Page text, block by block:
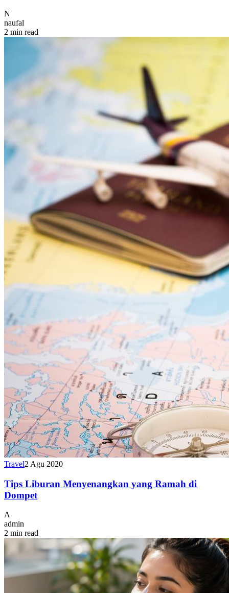
N
naufal
2 min read
Travel2 Agu 2020
Tips Liburan Menyenangkan yang Ramah di
Dompet
A
admin
2 min read